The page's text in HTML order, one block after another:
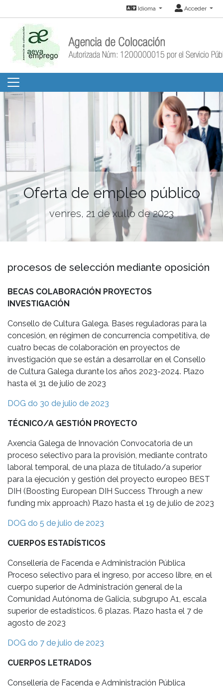
Idioma Acceder
Oferta de empleo público
venres, 21 de xullo de 2023
procesos de selección mediante oposición
BECAS COLABORACIÓN PROYECTOS
INVESTIGACIÓN
Consello de Cultura Galega. Bases reguladoras para la
concesión, en régimen de concurrencia competitiva, de
cuatro becas de colaboración en proyectos de
investigación que se están a desarrollar en el Consello
de Cultura Galega durante los años 2023-2024. Plazo
hasta el 31 de julio de 2023
DOG do 30 de julio de 2023
TÉCNICO/A GESTIÓN PROYECTO
Axencia Galega de Innovación Convocatoria de un
proceso selectivo para la provisión, mediante contrato
laboral temporal, de una plaza de titulado/a superior
para la ejecución y gestión del proyecto europeo BEST
DIH (Boosting European DIH Success Through a new
funding mix approach) Plazo hasta el 19 de julio de 2023
DOG do 5 de julio de 2023
CUERPOS ESTADÍSTICOS
Consellería de Facenda e Administración Pública
Proceso selectivo para el ingreso, por acceso libre, en el
cuerpo superior de Administración general de la
Comunidad Autónoma de Galicia, subgrupo A1, escala
superior de estadísticos. 6 plazas. Plazo hasta el 7 de
agosto de 2023
DOG do 7 de julio de 2023
CUERPOS LETRADOS
Consellería de Facenda e Administración Pública